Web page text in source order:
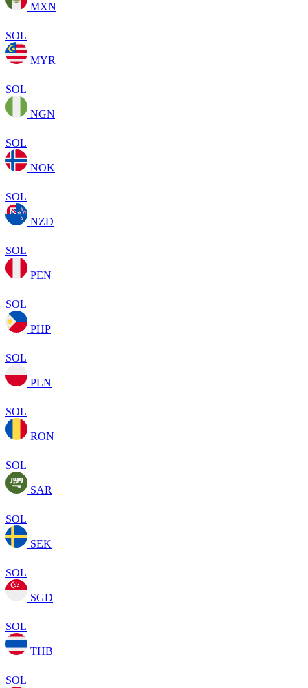
MXN
SOL
MYR
SOL
NGN
SOL
NOK
SOL
NZD
SOL
PEN
SOL
PHP
SOL
PLN
SOL
RON
SOL
SAR
SOL
SEK
SOL
SGD
SOL
THB
SOL